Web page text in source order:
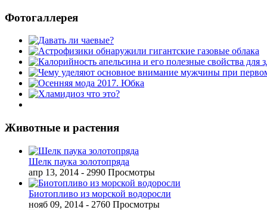
Фотогаллерея
Животные и растения
Шелк паука золотопряда
апр 13, 2014 - 2990 Просмотры
Биотопливо из морской водоросли
нояб 09, 2014 - 2760 Просмотры